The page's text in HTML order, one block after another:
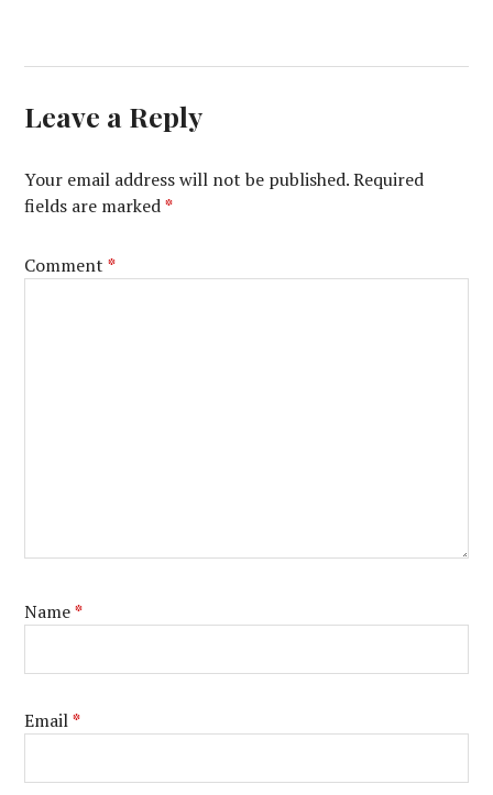
Leave a Reply
Your email address will not be published. Required
fields are marked*
Comment*
Name*
Email*